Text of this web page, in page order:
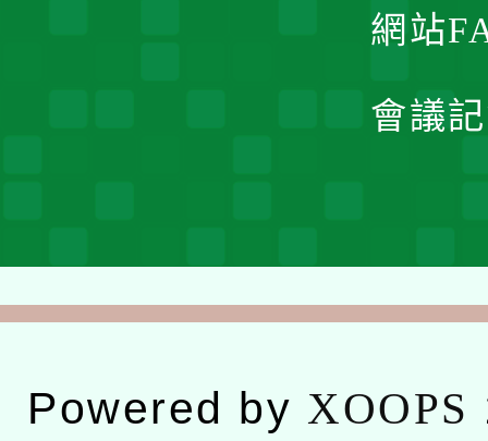
網站
會議
Powered by XOOPS